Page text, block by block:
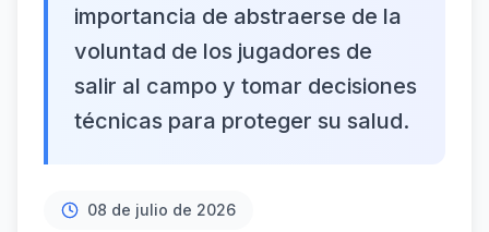
importancia de abstraerse de la
voluntad de los jugadores de
salir al campo y tomar decisiones
técnicas para proteger su salud.
08 de julio de 2026